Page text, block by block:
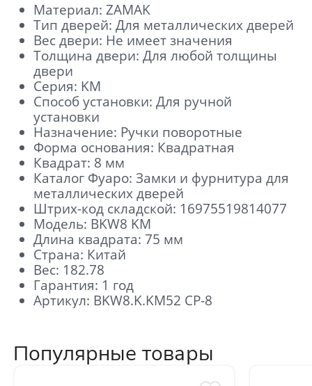
Материал: ZAMAK
Тип дверей: Для металлических дверей
Вес двери: Не имеет значения
Толщина двери: Для любой толщины
двери
Серия: KM
Способ установки: Для ручной
установки
Назначение: Ручки поворотные
Форма основания: Квадратная
Квадрат: 8 мм
Каталог Фуаро: Замки и фурнитура для
металлических дверей
Штрих-код складской: 16975519814077
Модель: BKW8 KM
Длина квадрата: 75 мм
Страна: Китай
Вес: 182.78
Гарантия: 1 год
Артикул: BKW8.K.KM52 CP-8
Популярные товары